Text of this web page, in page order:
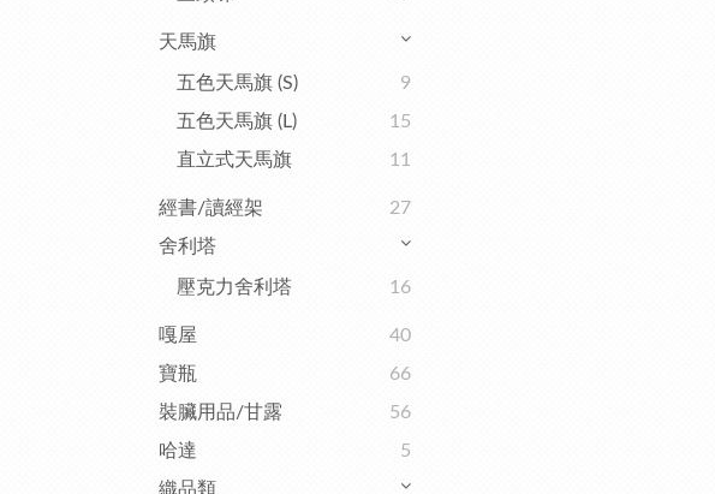
天馬旗
五色天馬旗 (S)
9
五色天馬旗 (L)
15
直立式天馬旗
11
經書/讀經架
27
舍利塔
壓克力舍利塔 16
嘎屋
40
寶瓶
66
裝臟用品/甘露
56
哈達
5
織品類